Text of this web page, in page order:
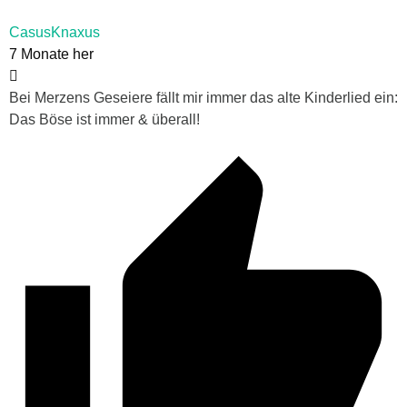
CasusKnaxus
7 Monate her
Bei Merzens Geseiere fällt mir immer das alte Kinderlied ein:
Das Böse ist immer & überall!